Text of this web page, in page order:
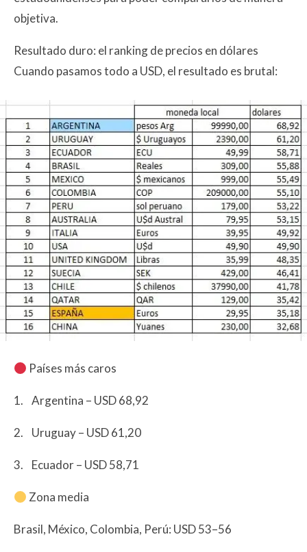
objetiva.
Resultado duro: el ranking de precios en dólares
Cuando pasamos todo a USD, el resultado es brutal:
Países más caros
1. Argentina – USD 68,92
2. Uruguay – USD 61,20
3. Ecuador – USD 58,71
Zona media
Brasil, México, Colombia, Perú: USD 53–56